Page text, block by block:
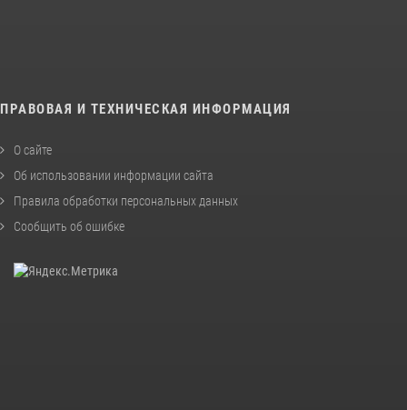
ПРАВОВАЯ И ТЕХНИЧЕСКАЯ ИНФОРМАЦИЯ
О сайте
Об использовании информации сайта
Правила обработки персональных данных
Сообщить об ошибке